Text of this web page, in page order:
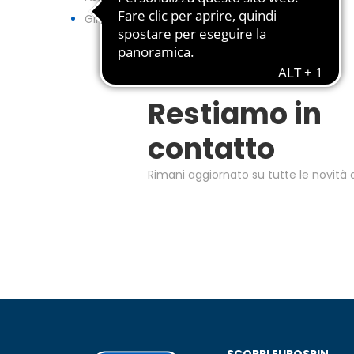
GIFTCARD
Restiamo in
contatto
Rimani aggiornato su tutte le novità